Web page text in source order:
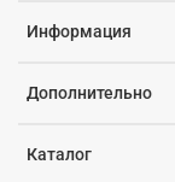
Информация
Дополнительно
Каталог